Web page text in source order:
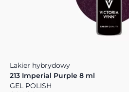
Lakier hybrydowy
213 Imperial Purple 8 ml
GEL POLISH